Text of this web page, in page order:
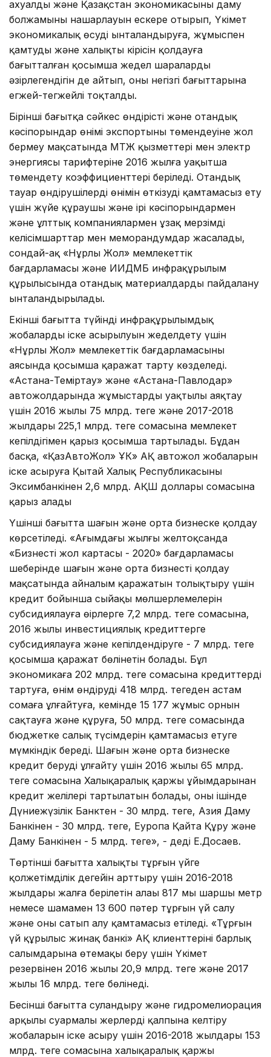
ахуалдың және Қазақстан экономикасының даму
болжамының нашарлауын ескере отырып, Үкімет
экономикалық өсуді ынталандыруға, жұмыспен
қамтуды және халықтың кірісін қолдауға
бағытталған қосымша жедел шараларды
әзірлегендігін де айтып, оның негізгі бағыттарына
егжей-тегжейлі тоқталды.
Бірінші бағытқа сәйкес өндірістің және отандық
кәсіпорындар өнімі экспортының төмендеуіне жол
бермеу мақсатында МТЖ қызметтері мен электр
энергиясы тарифтеріне 2016 жылға уақытша
төмендету коэффициенттерi беріледі. Отандық
тауар өндірушілердің өнімін өткізуді қамтамасыз ету
үшін жүйе құраушы және ірі кәсіпорындармен
және ұлттық компаниялармен ұзақ мерзімді
келісімшарттар мен меморандумдар жасалады,
сондай-ақ «Нұрлы Жол» мемлекеттік
бағдарламасы және ИИДМБ инфрақұрылым
құрылысында отандық материалдарды пайдалану
ынталандырылады.
Екінші бағытта түйінді инфрақұрылымдық
жобалардың іске асырылуын жеделдету үшін
«Нұрлы Жол» мемлекеттік бағдарламасының
аясында қосымша қаражат тарту көзделеді.
«Астана-Теміртау» және «Астана-Павлодар»
автожолдарында жұмыстарды уақтылы аяқтау
үшін 2016 жылы 75 млрд. теңге және 2017-2018
жылдары 225,1 млрд. теңге сомасына мемлекет
кепілдігімен қарыз қосымша тартылады. Бұдан
басқа, «ҚазАвтоЖол» ҰК» АҚ автожол жобаларын
іске асыруға Қытай Халық Республикасының
Эксимбанкінен 2,6 млрд. АҚШ доллары сомасына
қарыз алады
Үшінші бағытта шағын және орта бизнеске қолдау
көрсетіледі. «Ағымдағы жылғы желтоқсанда
«Бизнестің жол картасы - 2020» бағдарламасы
шеңберінде шағын және орта бизнесті қолдау
мақсатында айналым қаражатын толықтыру үшін
кредит бойынша сыйақы мөлшерлемелерін
субсидиялауға өңірлерге 7,2 млрд. теңге сомасына,
2016 жылы инвестициялық кредиттерге
субсидиялауға және кепілдендіруге - 7 млрд. теңге
қосымша қаражат бөлінетін болады. Бұл
экономикаға 202 млрд. теңге сомасына кредиттерді
тартуға, өнім өндіруді 418 млрд. теңгеден астам
сомаға ұлғайтуға, кемінде 15 177 жұмыс орнын
сақтауға және құруға, 50 млрд. теңге сомасында
бюджетке салық түсімдерін қамтамасыз етуге
мүмкіндік береді. Шағын және орта бизнеске
кредит беруді ұлғайту үшін 2016 жылы 65 млрд.
теңге сомасына Халықаралық қаржы ұйымдарынан
кредит желілері тартылатын болады, оның ішінде
Дүниежүзілік Банктен - 30 млрд. теңге, Азия Даму
Банкінен - 30 млрд. теңге, Еуропа Қайта Құру және
Даму Банкінен - 5 млрд. теңге», - деді Е.Досаев.
Төртінші бағытта халықтың тұрғын үйге
қолжетімділік деңгейін арттыру үшін 2016-2018
жылдары жалға берілетін алаңы 817 мың шаршы метр
немесе шамамен 13 600 пәтер тұрғын үй салу
және оны сатып алу қамтамасыз етіледі. «Тұрғын
үй құрылыс жинақ банкі» АҚ клиенттерінің барлық
салымдарына өтемақы беру үшін Үкімет
резервінен 2016 жылы 20,9 млрд. теңге және 2017
жылы 16 млрд. теңге бөлінеді.
Бесінші бағытта суландыру және гидромелиорация
арқылы суармалы жерлерді қалпына келтіру
жобаларын іске асыру үшін 2016-2018 жылдары 153
млрд. теңге сомасына халықаралық қаржы